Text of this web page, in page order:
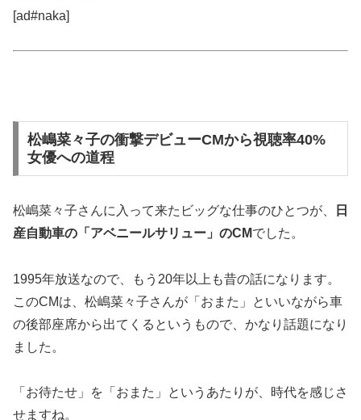
[ad#naka]
松嶋菜々子の衝撃デビューCMから視聴率40%
女優への道程
松嶋菜々子さんに入って来たビッグな仕事のひとつが、
日
産自動車の「アベニールサリュー」のCMでした。
1995年放送なので、もう20年以上も昔の話になります。
このCMは、松嶋菜々子さんが「おまた」といいながら車
の後部座席から出てくるというもので、かなり話題になり
ました。
「お待たせ」を「おまた」というあたりが、時代を感じさ
せますね。